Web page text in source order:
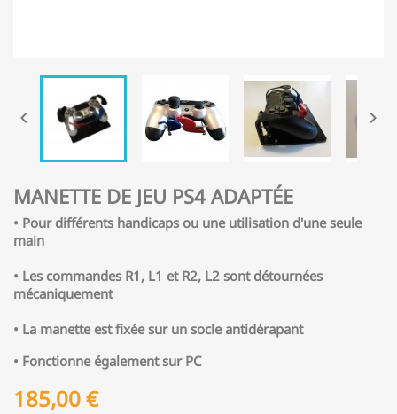
 
MANETTE DE JEU PS4 ADAPTÉE
• Pour différents handicaps ou une utilisation d'une seule
main
• Les commandes R1, L1 et R2, L2 sont détournées
mécaniquement
• La manette est fixée sur un socle antidérapant
• Fonctionne également sur PC
185,00 €